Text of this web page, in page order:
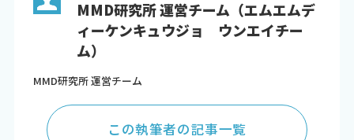
MMD研究所 運営チーム（エムエムデ
ィーケンキュウジョ ウンエイチー
ム）
MMD研究所 運営チーム
この執筆者の記事一覧